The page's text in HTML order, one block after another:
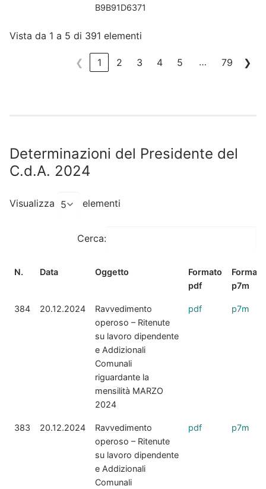
B9B91D6371
Vista da 1 a 5 di 391 elementi
❮ 1 2 3 4 5 … 79 ❯
Determinazioni del Presidente del
C.d.A. 2024
Visualizza elementi
Cerca:
N. Data Oggetto
Formato
pdf
Formato
p7m
384 20.12.2024
Ravvedimento
operoso – Ritenute
su lavoro dipendente
e Addizionali
Comunali
riguardante la
mensilità MARZO
2024
pdf p7m
383 20.12.2024
Ravvedimento
operoso – Ritenute
su lavoro dipendente
e Addizionali
Comunali
pdf p7m